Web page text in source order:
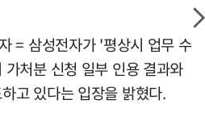
= 삼성전자가 '평상시 업무 수
처분 신청 일부 인용 결과와
고 있다는 입장을 밝혔다.